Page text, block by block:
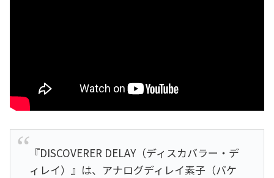
『DISCOVERER DELAY（ディスカバラー・デ
ィレイ）』は、アナログディレイ素子（バケ